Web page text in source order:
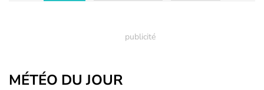
MÉTÉO DU JOUR